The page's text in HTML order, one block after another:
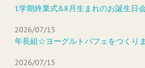
1学期終業式&8月生まれのお誕生日
2026/07/15
年長組☆ヨーグルトパフェをつくり
2026/07/15